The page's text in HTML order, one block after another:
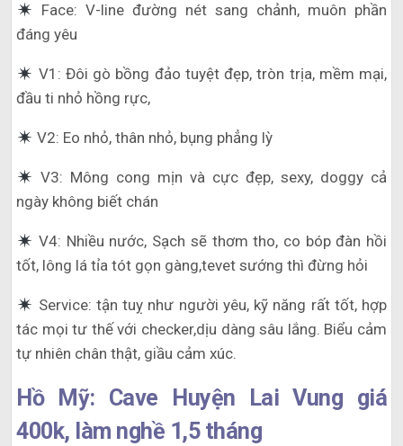
Face: V-line đường nét sang chảnh, muôn phần
đáng yêu
V1: Đôi gò bồng đảo tuyệt đẹp, tròn trịa, mềm mại,
đầu ti nhỏ hồng rực,
V2: Eo nhỏ, thân nhỏ, bụng phẳng lỳ
V3: Mông cong mịn và cực đẹp, sexy, doggy cả
ngày không biết chán
V4: Nhiều nước, Sạch sẽ thơm tho, co bóp đàn hồi
tốt, lông lá tỉa tót gọn gàng,tevet sướng thì đừng hỏi
Service: tận tuỵ như người yêu, kỹ năng rất tốt, hợp
tác mọi tư thế với checker,dịu dàng sâu lắng. Biểu cảm
tự nhiên chân thật, giầu cảm xúc.
Hồ Mỹ: Cave Huyện Lai Vung giá
400k, làm nghề 1,5 tháng